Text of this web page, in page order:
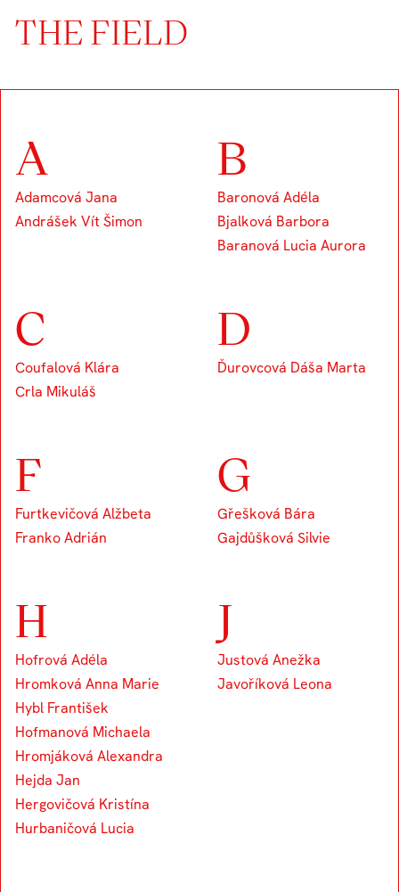
THE FIELD
A
Adamcová Jana
Andrášek Vít Šimon
B
Baronová Adéla
Bjalková Barbora
Baranová Lucia Aurora
C
Coufalová Klára
Crla Mikuláš
D
Ďurovcová Dáša Marta
F
Furtkevičová Alžbeta
Franko Adrián
G
Gřešková Bára
Gajdůšková Silvie
H
Hofrová Adéla
Hromková Anna Marie
Hybl František
Hofmanová Michaela
Hromjáková Alexandra
Hejda Jan
Hergovičová Kristína
Hurbaničová Lucia
J
Justová Anežka
Javoříková Leona